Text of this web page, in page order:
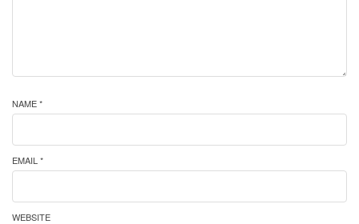
NAME *
EMAIL *
WEBSITE